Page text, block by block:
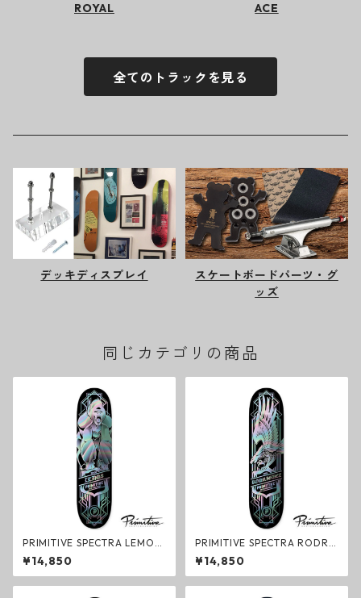
ROYAL ACE
全てのトラックを見る
デッキディスプレイ
スケートボードパーツ・グ
ッズ
同じカテゴリの商品
PRIMITIVE SPECTRA LEMOS
GORILLA Deck デッキ スケー
トボード プリミティブ
¥14,850
PRIMITIVE SPECTRA RODRI
GUEZ EAGLE Deck デッキ ス
ケートボード プリミティブ
¥14,850